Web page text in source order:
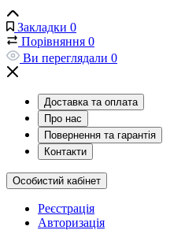
Закладки 0
Порівняння 0
Ви переглядали 0
Доставка та оплата
Про нас
Повернення та гарантія
Контакти
Особистий кабінет
Реєстрація
Авторизація